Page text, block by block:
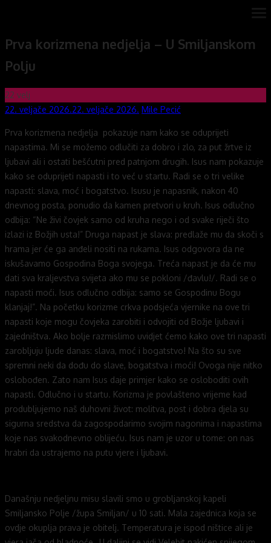
content
Prva korizmena nedjelja – U Smiljanskom
Polju
22 velj
Posted
22. veljače 2026.22. veljače 2026. Author
Mile Pecić
Prva korizmena nedjelja pokazuje nam kako se oduprijeti
napastima. Mi se možemo odlučiti za dobro i zlo, za put žrtve iz
ljubavi ali i ostati bešćutni pred patnjom drugih. Isus nam pokazuje
kako se oduprijeti napasti i to već u startu. Radi se o tri velike
napasti: slava, moć i bogatstvo. Isusu je napasnik, nakon 40
dnevnog posta, ponudio da kamen pretvori u kruh. Isus odlučno
odbija: “Ne živi čovjek samo od kruha nego i od svake riječi što
izlazi iz Božjih usta!” Druga napast je slava: predlaže mu da skoči s
hrama jer će ga anđeli nositi na rukama. Isus odgovora da ne
iskušavamo Gospodina Boga svojega. Treća napast je da će mu
dati sva kraljevstva svijeta ako mu se pokloni /đavlu!/. Radi se o
napasti moći. Isus odlučno odbija: samo se Gospodinu Bogu
klanjaj!”. Na početku korizme crkva podsjeća vjernike na ove tri
napasti koje mogu čovjeka zarobiti i odvojiti od Božje ljubavi i
zajedništva. Ako bolje razmislimo uvidjet ćemo kako ove tri napasti
zarobljuju ljude danas: slava, moć i bogatstvo! Na što su sve
spremni neki da dođu do slave, bogatstva i moći! Ovoga nije nitko
oslobođen. Zato nam Isus daje primjer kako se osloboditi ovih
napasti. Odlučno i u startu. Korizma je povlašteno vrijeme kad
produbljujemo naš duhovni život: molitva, post i dobra djela su
sigurna sredstva da zagospodarimo svojim nagonima i napastima
koje nas svakodnevno oblijeću. Isus nam je uzor u tome: on nas
hrabri da ustrajemo na putu vjere i ljubavi.
Današnju nedjeljnu misu slavili smo u grobljanskoj kapeli
Smiljansko Polje /župa Smiljan/ u 10 sati. Mala zajednica koja se
ovdje okuplja prava je obitelj. Temperatura je ispod ništice ali je